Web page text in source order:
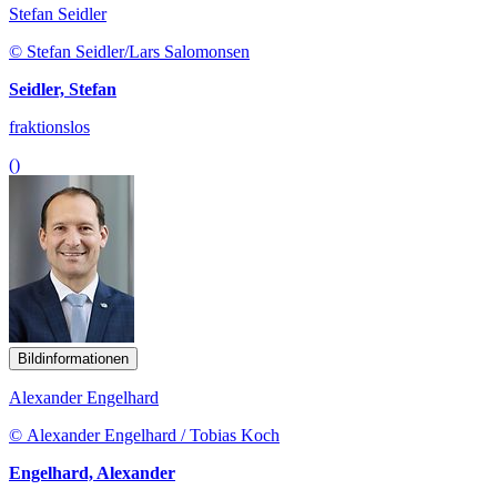
Stefan Seidler
© Stefan Seidler/Lars Salomonsen
Seidler, Stefan
fraktionslos
()
Bildinformationen
Alexander Engelhard
© Alexander Engelhard / Tobias Koch
Engelhard, Alexander